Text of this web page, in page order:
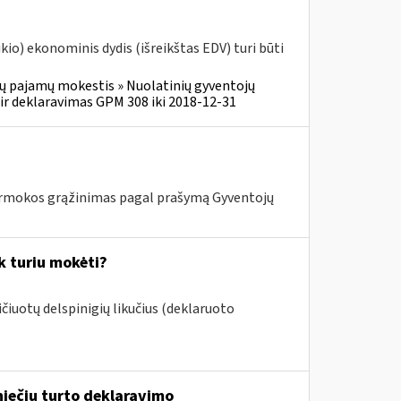
ekonominis dydis (išreikštas EDV) turi būti
pajamų mokestis » Nuolatinių gyventojų
GPM 308 iki 2018-12-31
grąžinimas pagal prašymą Gyventojų
turiu mokėti?
delspinigių likučius (deklaruoto
turto deklaravimo